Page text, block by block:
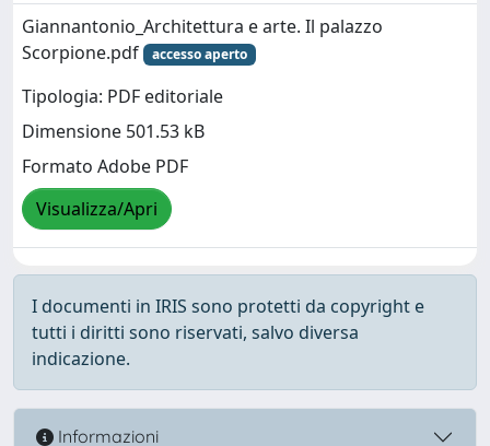
Giannantonio_Architettura e arte. Il palazzo
Scorpione.pdf
accesso aperto
Tipologia: PDF editoriale
Dimensione 501.53 kB
Formato Adobe PDF
Visualizza/Apri
I documenti in IRIS sono protetti da copyright e
tutti i diritti sono riservati, salvo diversa
indicazione.
Informazioni